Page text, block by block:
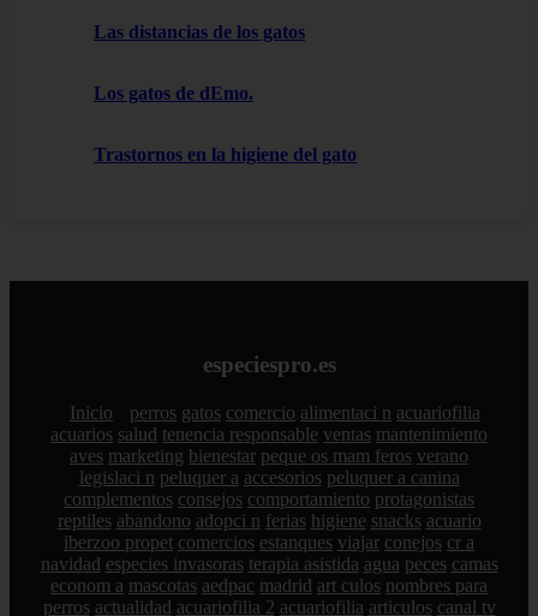
Las distancias de los gatos
Los gatos de dEmo.
Trastornos en la higiene del gato
especiespro.es
Inicio perros gatos comercio alimentaci n acuariofilia
acuarios salud tenencia responsable ventas mantenimiento
aves marketing bienestar peque os mam feros verano
legislaci n peluquer a accesorios peluquer a canina
complementos consejos comportamiento protagonistas
reptiles abandono adopci n ferias higiene snacks acuario
iberzoo propet comercios estanques viajar conejos cr a
navidad especies invasoras terapia asistida agua peces camas
econom a mascotas aedpac madrid art culos nombres para
perros actualidad acuariofilia 2 acuariofilia articulos canal tv